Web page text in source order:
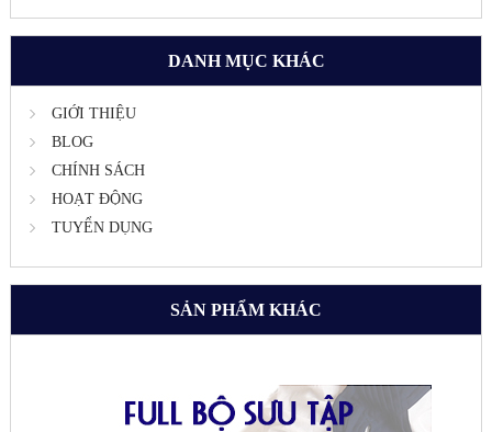
DANH MỤC KHÁC
GIỚI THIỆU
BLOG
CHÍNH SÁCH
HOẠT ĐỘNG
TUYỂN DỤNG
SẢN PHẨM KHÁC